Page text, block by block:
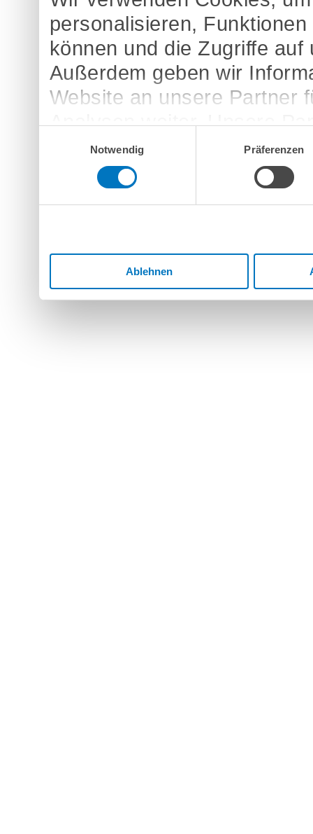
personalisieren,
können und die Zugriffe
Außerdem geben wir
Website an unsere Partner
Analysen weiter. Unsere
möglicherweise mit
bereitgestellt haben oder
Dienste gesammelt haben.
Notwendig
Präferenzen
Ablehnen